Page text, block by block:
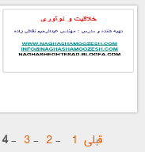
قبلی 1
-
2
-
3
-
4